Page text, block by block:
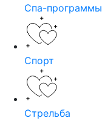
Спа-программы
Спорт
Стрельба